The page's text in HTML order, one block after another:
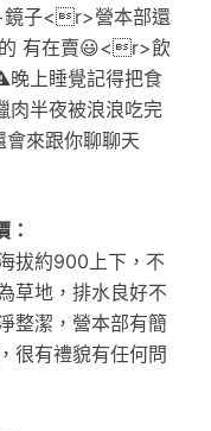
子<r>營本部還
有在賣😃<r>飲
上睡覺記得把食
半夜被浪浪吃完
來跟你聊聊天
拔約900上下，不
草地，排水良好不
整潔，營本部有簡
很有禮貌有任何問